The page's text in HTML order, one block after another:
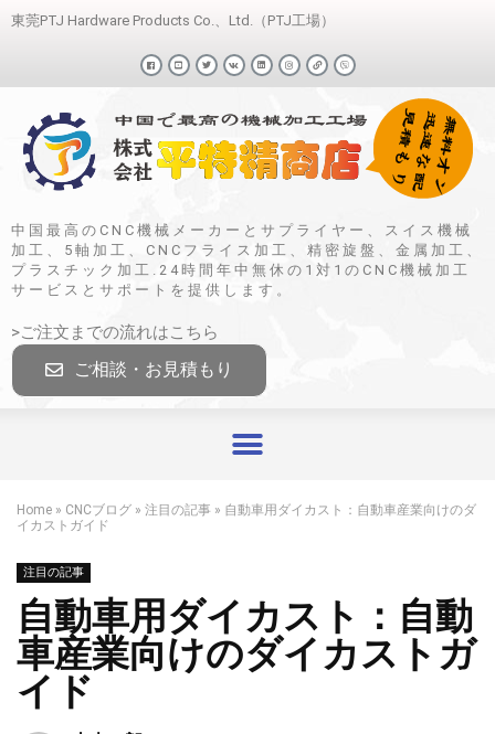
東莞PTJ Hardware Products Co.、Ltd.（PTJ工場）
中国最高のCNC機械メーカーとサプライヤー、スイス機械
加工、5軸加工、CNCフライス加工、精密旋盤、金属加工、
プラスチック加工.24時間年中無休の1対1のCNC機械加工
サービスとサポートを提供します。
>ご注文までの流れはこちら
ご相談・お見積もり
Home » CNCブログ » 注目の記事 » 自動車用ダイカスト：自動車産業向けのダ
イカストガイド
注目の記事
自動車用ダイカスト：自動
車産業向けのダイカストガ
イド